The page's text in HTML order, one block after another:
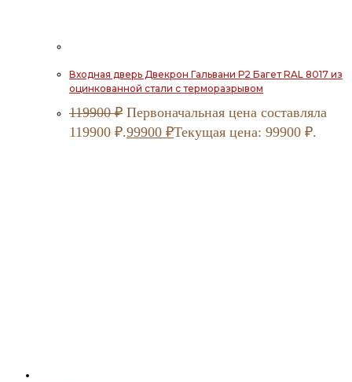
Входная дверь Двекрон Гальвани Р2 Багет RAL 8017 из
оцинкованной стали с терморазрывом
119900₽ Первоначальная цена составляла
119900 ₽.99900 ₽Текущая цена: 99900 ₽.